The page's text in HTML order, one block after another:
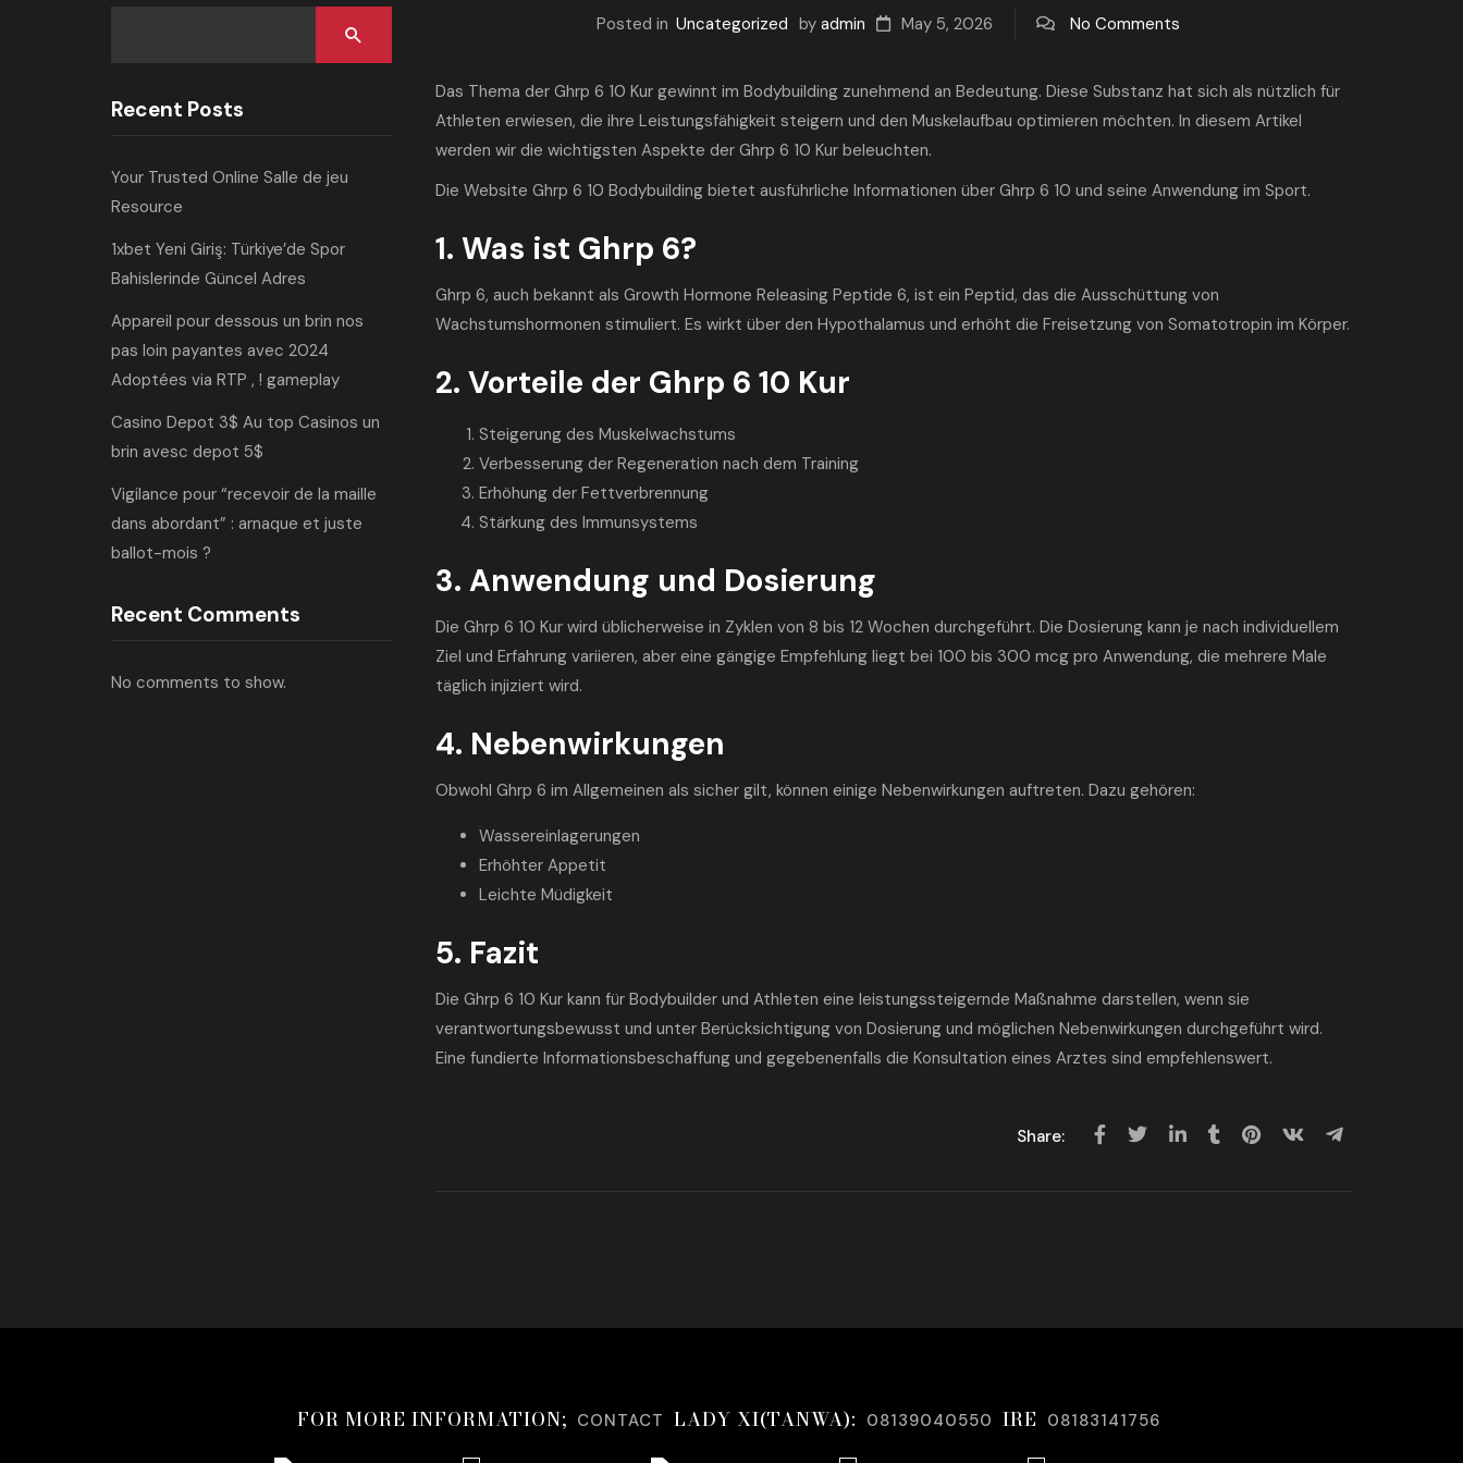
Posted in Uncategorized by admin May 5, 2026 No Comments
Das Thema der Ghrp 6 10 Kur gewinnt im Bodybuilding zunehmend an Bedeutung. Diese Substanz hat sich als nützlich für
Athleten erwiesen, die ihre Leistungsfähigkeit steigern und den Muskelaufbau optimieren möchten. In diesem Artikel
werden wir die wichtigsten Aspekte der Ghrp 6 10 Kur beleuchten.
Die Website Ghrp 6 10 Bodybuildingbietet ausführliche Informationen über Ghrp 6 10 und seine Anwendung im Sport.
1. Was ist Ghrp 6?
Ghrp 6, auch bekannt als Growth Hormone Releasing Peptide 6, ist ein Peptid, das die Ausschüttung von
Wachstumshormonen stimuliert. Es wirkt über den Hypothalamus und erhöht die Freisetzung von Somatotropin im Körper.
2. Vorteile der Ghrp 6 10 Kur
Steigerung des Muskelwachstums
Verbesserung der Regeneration nach dem Training
Erhöhung der Fettverbrennung
Stärkung des Immunsystems
3. Anwendung und Dosierung
Die Ghrp 6 10 Kur wird üblicherweise in Zyklen von 8 bis 12 Wochen durchgeführt. Die Dosierung kann je nach individuellem
Ziel und Erfahrung variieren, aber eine gängige Empfehlung liegt bei 100 bis 300 mcg pro Anwendung, die mehrere Male
täglich injiziert wird.
4. Nebenwirkungen
Obwohl Ghrp 6 im Allgemeinen als sicher gilt, können einige Nebenwirkungen auftreten. Dazu gehören:
Wassereinlagerungen
Erhöhter Appetit
Leichte Müdigkeit
5. Fazit
Die Ghrp 6 10 Kur kann für Bodybuilder und Athleten eine leistungssteigernde Maßnahme darstellen, wenn sie
verantwortungsbewusst und unter Berücksichtigung von Dosierung und möglichen Nebenwirkungen durchgeführt wird.
Eine fundierte Informationsbeschaffung und gegebenenfalls die Konsultation eines Arztes sind empfehlenswert.
Share:
Recent Posts
Your Trusted Online Salle de jeu
Resource
1xbet Yeni Giriş: Türkiye’de Spor
Bahislerinde Güncel Adres
Appareil pour dessous un brin nos
pas loin payantes avec 2024
Adoptées via RTP , ! gameplay
Casino Depot 3$ Au top Casinos un
brin avesc depot 5$
Vigilance pour “recevoir de la maille
dans abordant” : arnaque et juste
ballot-mois ?
Recent Comments
No comments to show.
FOR MORE INFORMATION; CONTACT LADY XI(TANWA): 08139040550 IRE 08183141756